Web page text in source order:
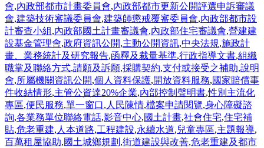
會,內政部都市計畫委員會,內政部都市更新公開評選申訴審議
會,建築技術審議委員會,建築師懲戒覆審委員會,內政部都市設
計審查小組,內政部國土計畫審議會,內政部住宅審議會,營建建
設基金管理會,政府資訊公開,主動公開資訊,中央法規,施政計
畫、業務統計及研究報告,函釋及裁量基準,行政指導文書,組織
職掌及聯絡方式,請願及訴願,採購契約,支付或接受之補助,說明
會,所屬機關資訊公開,個人資料保護,開放資料服務,國家賠償事
件收結情形,主管公資達20%企業,內部控制聲明書,性別主流化
專區,便民服務,單一窗口, 人民陳情,檔案申請閱覽,身心障礙諮
詢,各業務單位聯絡電話,影音中心,國土計畫,社會住宅,住宅補
貼,危老重建, 人本道路,工程建設,永續水道,兒童專區,主題報導,
百萬租屋協助,國土城鄉規劃 ,街道建設與改善,危老重建及都市